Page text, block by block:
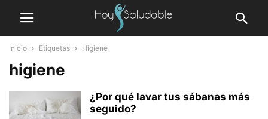
Inicio Etiquetas Higiene
higiene
¿Por qué lavar tus sábanas más
seguido?